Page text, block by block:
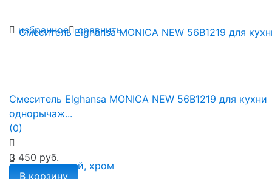
избранное сравнить
Смеситель Elghansa MONICA NEW 56B1219 для кухни
однорычаж...
(0)
3 450 руб.
В корзину